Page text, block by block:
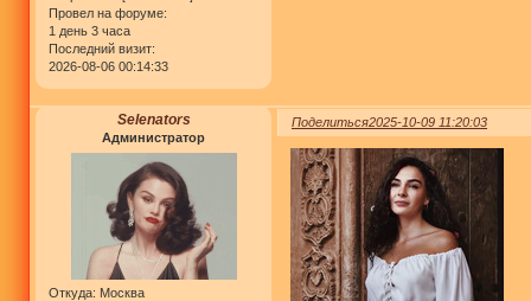
Провел на форуме:
1 день 3 часа
Последний визит:
2026-08-06 00:14:33
Поделиться2025-10-09 11:20:03
Selenators
Администратор
Откуда: Москва